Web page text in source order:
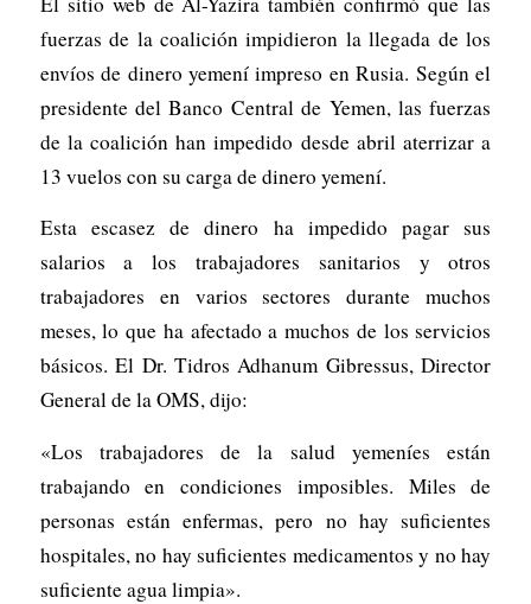
fuerzas de la coalición impidieron la llegada de los
envíos de dinero yemení impreso en Rusia. Según el
presidente del Banco Central de Yemen, las fuerzas
de la coalición han impedido desde abril aterrizar a
13 vuelos con su carga de dinero yemení.
Esta escasez de dinero ha impedido pagar sus
salarios a los trabajadores sanitarios y otros
trabajadores en varios sectores durante muchos
meses, lo que ha afectado a muchos de los servicios
básicos. El Dr. Tidros Adhanum Gibressus, Director
General de la OMS, dijo:
«Los trabajadores de la salud yemeníes están
trabajando en condiciones imposibles. Miles de
personas están enfermas, pero no hay suficientes
hospitales, no hay suficientes medicamentos y no hay
suficiente agua limpia».